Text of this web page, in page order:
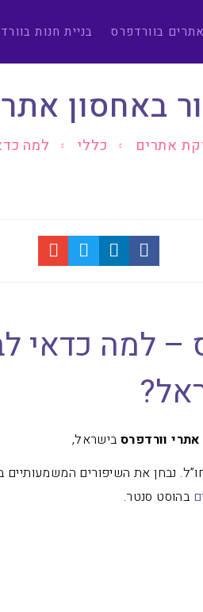
בוורדפרס בניית חנות
באחסון
אתרים כללי למה
– למה כדאי
וורדפרס בישראל,
נבחן את השיפורים המשמעותיים
בהוסט סנטר.